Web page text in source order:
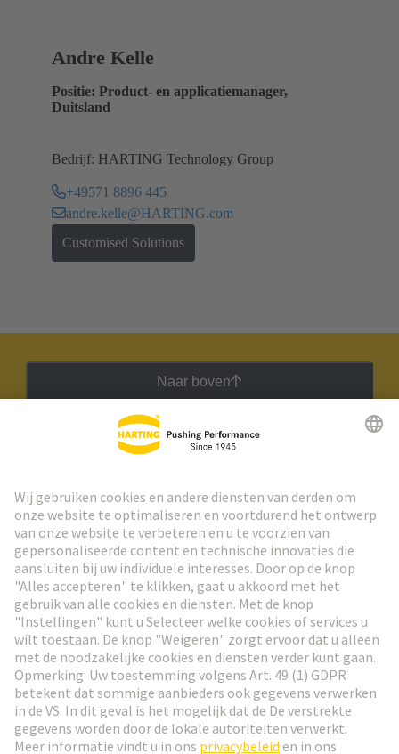
Andre Kelle
Positie: Product- en applicatiemanager,
Duitsland
Bedrijf: HARTING Technology Group
+49571 8896 445
andre.kelle@HARTING.com
Customised Solutions
Naar boven
Ga naar registratie
Social Media